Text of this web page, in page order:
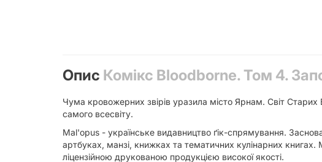
Опис Комікс Bloodborne. Том 4.
Чума кровожерних звірів уразила місто Ярнам. Світ Старих
самого всесвіту.
Mal'opus - українське видавництво ґік-спрямування.
артбуках, манзі, книжках та тематичних кулінарних
ліцензійною друкованою продукцією високої якості.